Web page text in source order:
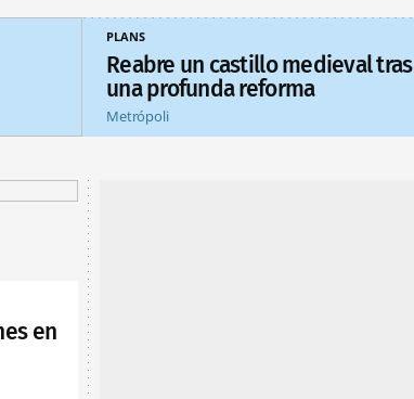
PLANS
Reabre un castillo medieval tras
una profunda reforma
Metrópoli
en